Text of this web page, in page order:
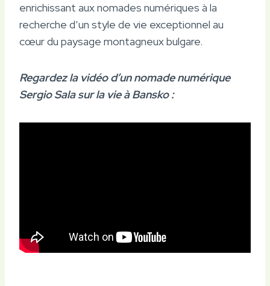
enrichissant aux nomades numériques à la
recherche d’un style de vie exceptionnel au
cœur du paysage montagneux bulgare.
Regardez la vidéo d’un nomade numérique
Sergio Sala sur la vie à Bansko :